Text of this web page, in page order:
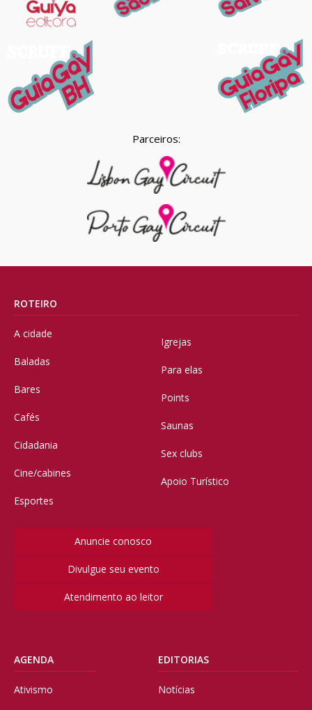
Parceiros:
ROTEIRO
A cidade
Baladas
Bares
Cafés
Cidadania
Cine/cabines
Esportes
Igrejas
Para elas
Points
Saunas
Sex clubs
Apoio Turístico
Anuncie conosco
Divulgue seu evento
Atendimento ao leitor
AGENDA
Ativismo
EDITORIAS
Notícias